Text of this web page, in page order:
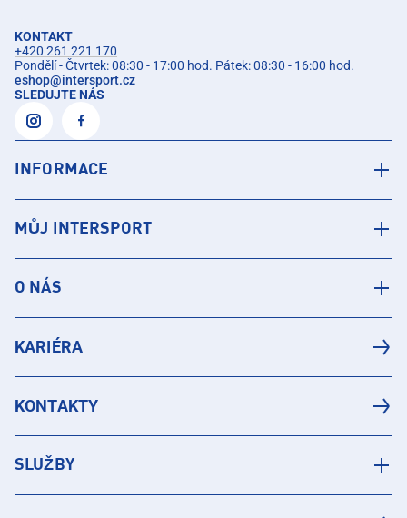
KONTAKT
+420 261 221 170
Pondělí - Čtvrtek: 08:30 - 17:00 hod. Pátek: 08:30 - 16:00 hod.
eshop@intersport.cz
SLEDUJTE NÁS
INFORMACE
MŮJ INTERSPORT
O NÁS
KARIÉRA
KONTAKTY
SLUŽBY